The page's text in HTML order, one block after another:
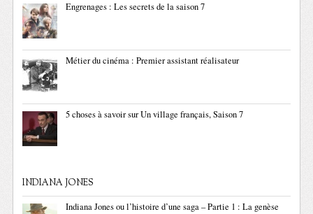
Engrenages : Les secrets de la saison 7
Métier du cinéma : Premier assistant réalisateur
5 choses à savoir sur Un village français, Saison 7
INDIANA JONES
Indiana Jones ou l’histoire d’une saga – Partie 1 : La genèse